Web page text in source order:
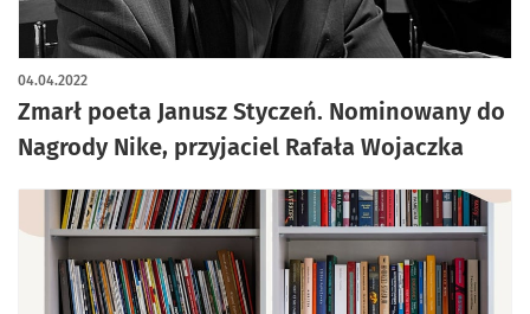
Zmarł poeta Janusz Styczeń. Nominowany do
Nagrody Nike, przyjaciel Rafała Wojaczka
04.04.2022